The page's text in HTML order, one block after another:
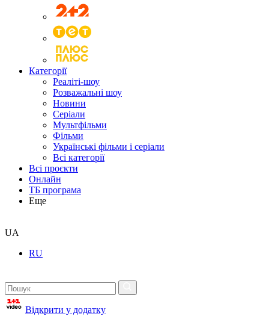
Категорії
Реаліті-шоу
Розважальні шоу
Новини
Серіали
Мультфільми
Фільми
Українські фільми і серіали
Всі категорії
Всі проєкти
Онлайн
ТБ програма
Еще
UA
RU
Відкрити у додатку